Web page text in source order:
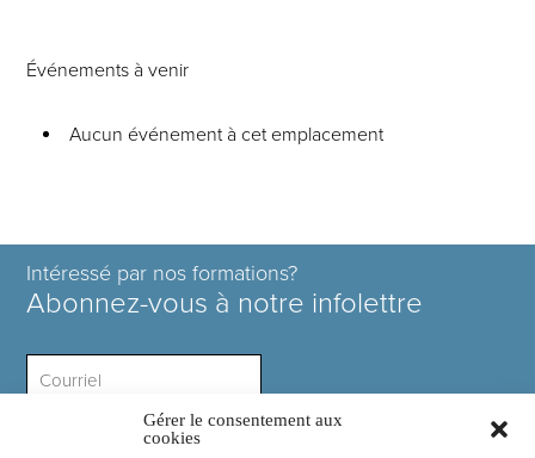
Gérer le consentement aux
cookies
Événements à venir
Aucun événement à cet emplacement
Intéressé par nos formations?
Abonnez-vous à notre infolettre